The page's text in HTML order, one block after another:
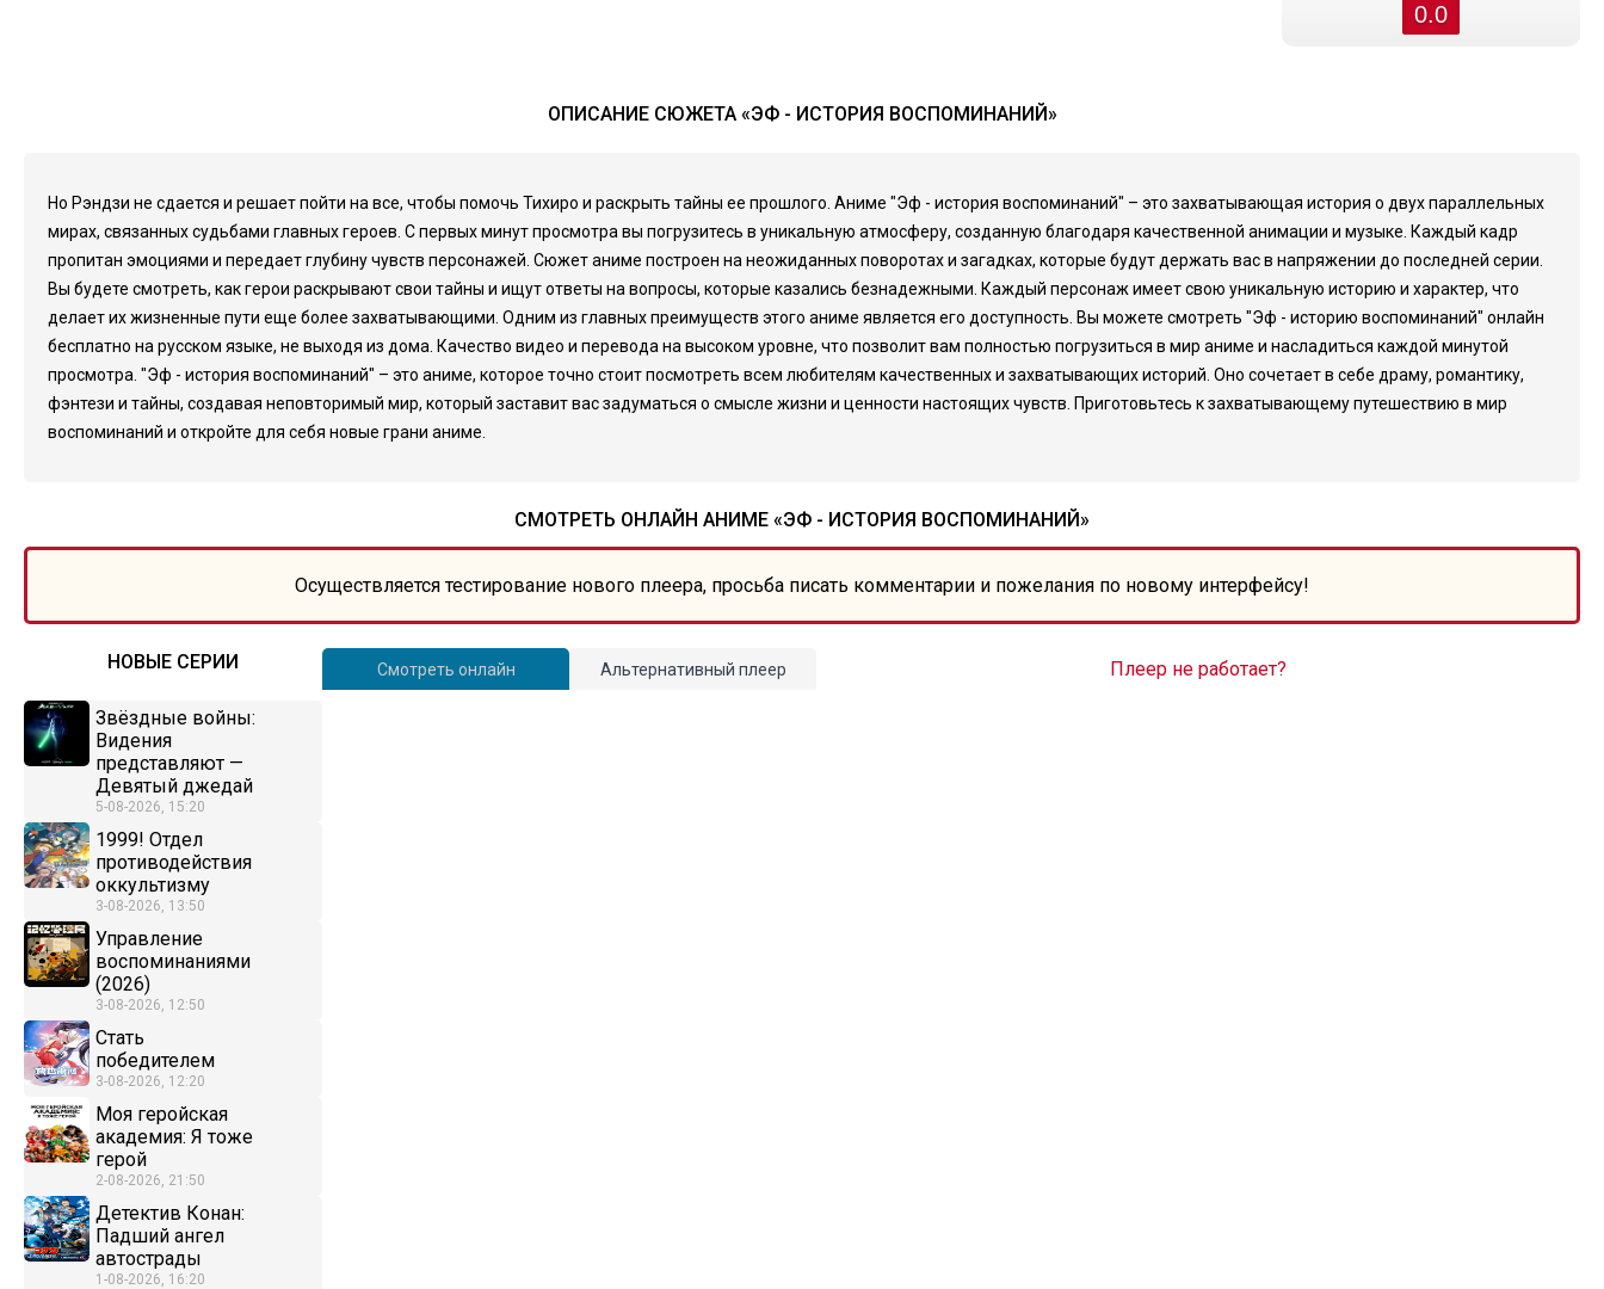
0.0
ОПИСАНИЕ СЮЖЕТА «ЭФ - ИСТОРИЯ ВОСПОМИНАНИЙ»
Но Рэндзи не сдается и решает пойти на все, чтобы помочь Тихиро и раскрыть тайны ее прошлого. Аниме "Эф - история воспоминаний" – это захватывающая история о двух параллельных
мирах, связанных судьбами главных героев. С первых минут просмотра вы погрузитесь в уникальную атмосферу, созданную благодаря качественной анимации и музыке. Каждый кадр
пропитан эмоциями и передает глубину чувств персонажей. Сюжет аниме построен на неожиданных поворотах и загадках, которые будут держать вас в напряжении до последней серии.
Вы будете смотреть, как герои раскрывают свои тайны и ищут ответы на вопросы, которые казались безнадежными. Каждый персонаж имеет свою уникальную историю и характер, что
делает их жизненные пути еще более захватывающими. Одним из главных преимуществ этого аниме является его доступность. Вы можете смотреть "Эф - историю воспоминаний" онлайн
бесплатно на русском языке, не выходя из дома. Качество видео и перевода на высоком уровне, что позволит вам полностью погрузиться в мир аниме и насладиться каждой минутой
просмотра. "Эф - история воспоминаний" – это аниме, которое точно стоит посмотреть всем любителям качественных и захватывающих историй. Оно сочетает в себе драму, романтику,
фэнтези и тайны, создавая неповторимый мир, который заставит вас задуматься о смысле жизни и ценности настоящих чувств. Приготовьтесь к захватывающему путешествию в мир
воспоминаний и откройте для себя новые грани аниме.
СМОТРЕТЬ ОНЛАЙН АНИМЕ «ЭФ - ИСТОРИЯ ВОСПОМИНАНИЙ»
Осуществляется тестирование нового плеера, просьба писать комментарии и пожелания по новому интерфейсу!
НОВЫЕ СЕРИИ
Звёздные войны:
Видения
представляют —
Девятый джедай
5-08-2026, 15:20
1999! Отдел
противодействия
оккультизму
3-08-2026, 13:50
Управление
воспоминаниями
(2026)
3-08-2026, 12:50
Стать
победителем
3-08-2026, 12:20
Моя геройская
академия: Я тоже
герой
2-08-2026, 21:50
Детектив Конан:
Падший ангел
автострады
1-08-2026, 16:20
Смотреть онлайн Альтернативный плеер Плеер не работает?